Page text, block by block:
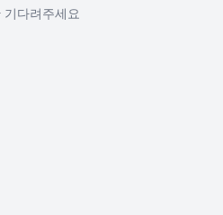
기다려주세요